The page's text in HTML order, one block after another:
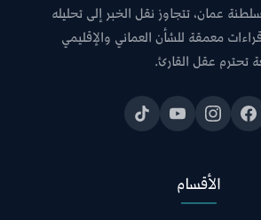
عمان، تتجاوز نقل الخبر إلى تحليله
معمقة للشأن العماني والإقليمي
تحترم عقل القارئ.
الأقسام